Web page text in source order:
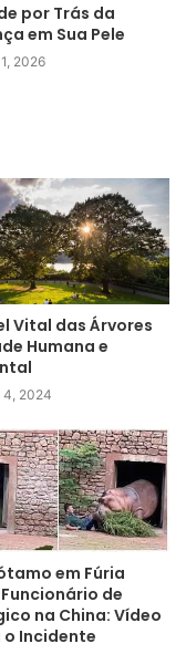
por Trás da
em Sua Pele
2026
Vital das Árvores
Humana e
4, 2024
em Fúria
de
na China: Vídeo
o Incidente